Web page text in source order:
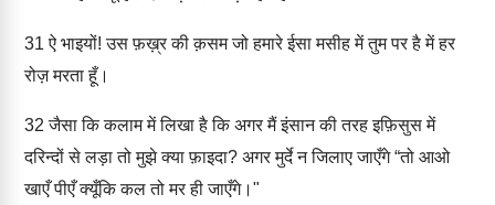
31 ऐ भाइयों! उस फ़ख़्र की क़सम जो हमारे ईसा मसीह में तुम पर है में हर
रोज़ मरता हूँ।
32 जैसा कि कलाम में लिखा है कि अगर मैं इंसान की तरह इफ़िसुस में
दरिन्दों से लड़ा तो मुझे क्या फ़ाइदा? अगर मुर्दे न जिलाए जाएँगे “तो आओ
खाएँ पीएँ क्यूँकि कल तो मर ही जाएँगे।"